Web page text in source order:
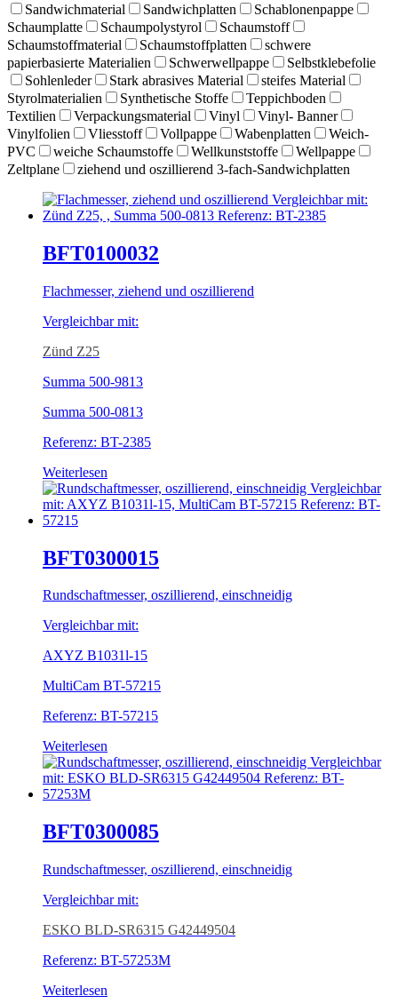
Sandwichmaterial
Sandwichplatten
Schablonenpappe
Schaumplatte
Schaumpolystyrol
Schaumstoff
Schaumstoffmaterial
Schaumstoffplatten
schwere
papierbasierte Materialien
Schwerwellpappe
Selbstklebefolie
Sohlenleder
Stark abrasives Material
steifes Material
Styrolmaterialien
Synthetische Stoffe
Teppichboden
Textilien
Verpackungsmaterial Vinyl
Vinyl- Banner
Vinylfolien
Vliesstoff Vollpappe Wabenplatten
Weich-
PVC
weiche Schaumstoffe Wellkunststoffe
Wellpappe
Zeltplane
ziehend und oszillierend 3-fach-Sandwichplatten
BFT0100032
Flachmesser, ziehend und oszillierend
Vergleichbar mit:
Zünd Z25
Summa 500-9813
Summa 500-0813
Referenz: BT-2385
Weiterlesen
BFT0300015
Rundschaftmesser, oszillierend, einschneidig
Vergleichbar mit:
AXYZ B1031l-15
MultiCam BT-57215
Referenz: BT-57215
Weiterlesen
BFT0300085
Rundschaftmesser, oszillierend, einschneidig
Vergleichbar mit:
ESKO BLD-SR6315 G42449504
Referenz: BT-57253M
Weiterlesen